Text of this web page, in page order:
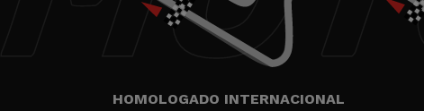
HOMOLOGADO INTERNACIONAL